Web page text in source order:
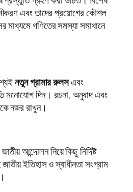
এবং তাদের প্রয়োগের কৌশল
মাধ্যমে গণিতের সমস্যা সমাধানে
নতুন গ্রামার রুলসএবং
মনোযোগ দিন। রচনা, অনুবাদ এবং
নজর রাখুন।
আন্দোলন নিয়ে কিছু নির্দিষ্ট
ইতিহাস ও স্বাধীনতা সংগ্রাম